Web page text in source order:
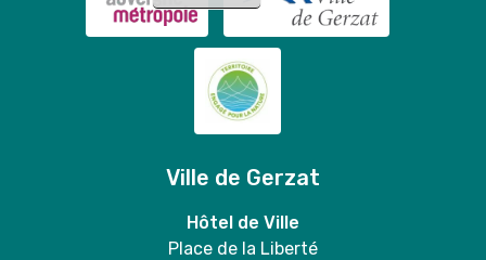
Ville de Gerzat
Hôtel de Ville
Place de la Liberté